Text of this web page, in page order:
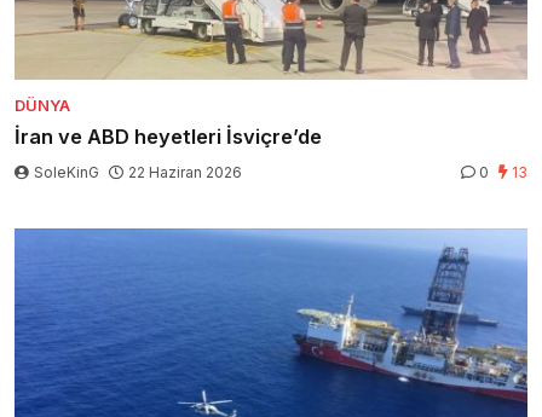
DÜNYA
İran ve ABD heyetleri İsviçre’de
SoleKinG 22 Haziran 2026 0 13